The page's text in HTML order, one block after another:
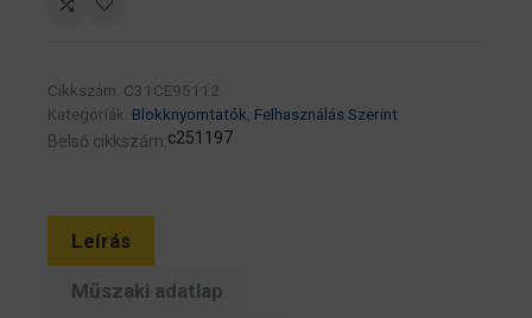
Cikkszám: C31CE95112
Kategóriák: Blokknyomtatók, Felhasználás Szerint
Belső cikkszám:c251197
Leírás
Műszaki adatlap